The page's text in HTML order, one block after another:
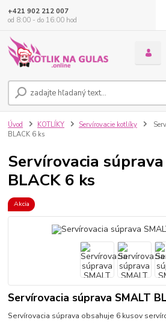
+421 902 212 007
od 8:00 - do 16:00 hod
Úvod KOTLÍKY Servírovacie kotlíky
BLACK 6 ks
Servírovacia
BLACK 6 ks
Akcia
Servírovacia súprava SMALT
Servírovacia súprava obsahuje 6 kusov